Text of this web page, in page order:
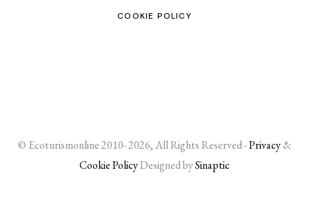
COOKIE POLICY
© Ecoturismonline 2010- 2026, All Rights Reserved -Privacy&
Cookie PolicyDesigned bySinaptic